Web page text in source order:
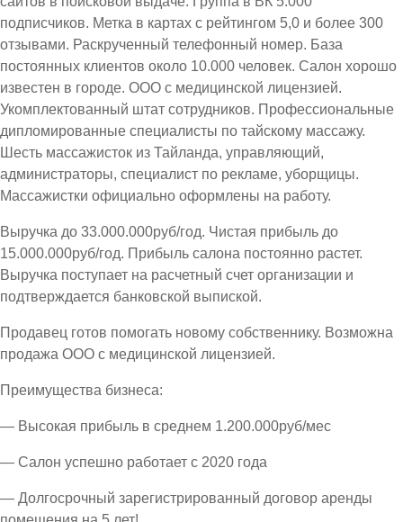
подписчиков. Метка в картах с рейтингом 5,0 и более 300
отзывами. Раскрученный телефонный номер. База
постоянных клиентов около 10.000 человек. Салон хорошо
известен в городе. ООО с медицинской лицензией.
Укомплектованный штат сотрудников. Профессиональные
дипломированные специалисты по тайскому массажу.
Шесть массажисток из Тайланда, управляющий,
администраторы, специалист по рекламе, уборщицы.
Массажистки официально оформлены на работу.
Выручка до 33.000.000руб/год. Чистая прибыль до
15.000.000руб/год. Прибыль салона постоянно растет.
Выручка поступает на расчетный счет организации и
подтверждается банковской выпиской.
Продавец готов помогать новому собственнику. Возможна
продажа ООО с медицинской лицензией.
Преимущества бизнеса:
— Высокая прибыль в среднем 1.200.000руб/мес
— Салон успешно работает с 2020 года
— Долгосрочный зарегистрированный договор аренды